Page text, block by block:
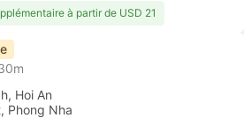
à partir de USD 21
Hoi An
Phong Nha